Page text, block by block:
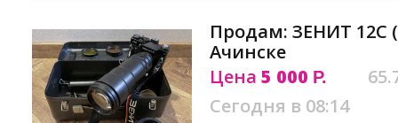
Продам: ЗЕНИТ 12С
Ачинске
Цена 5 000 Р.
Сегодня в 08:14